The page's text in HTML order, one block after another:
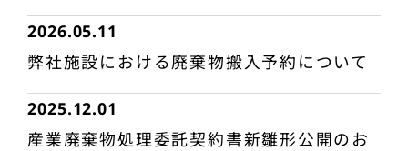
2026.05.11
弊社施設における廃棄物搬入予約について
2025.12.01
産業廃棄物処理委託契約書新雛形公開のお